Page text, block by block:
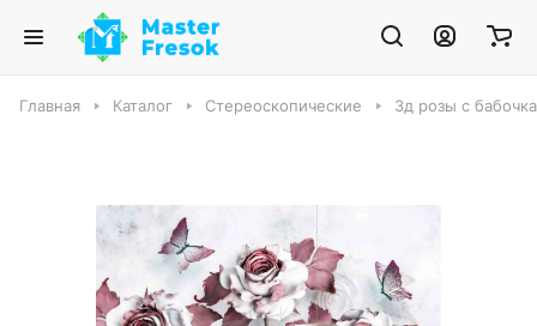
Главная Каталог Стереоскопические 3д розы с